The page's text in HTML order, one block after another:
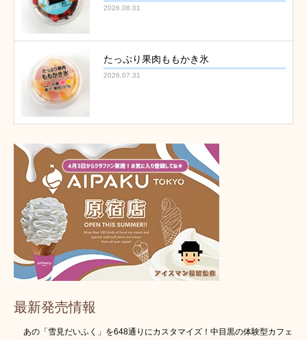
2026.08.01
たっぷり果肉ももかき氷
2026.07.31
最新発売情報
あの「雪見だいふく」を648通りにカスタマイズ！中目黒の体験型カフェ